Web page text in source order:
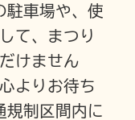
駐車場や、使
て、まつり
けません
よりお待ち
制区間内に